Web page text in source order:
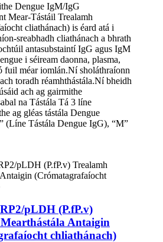
Dengue IgM/IgG
Mear-Tástáil Trealamh
cliathánach) is éard atá i
sreabhadh cliathánach a bhrath
antasubstaintí IgG agus IgM
i séiream daonna, plasma,
fuil méar iomlán.Ní sholáthraíonn
toradh réamhthástála.Ní bheidh
ach ag gairmithe
na Tástála Tá 3 líne
ag gléas tástála Dengue
(Líne Tástála Dengue IgG), “M”
pLDH (P.fP.v)
Antaigin
chliathánach)